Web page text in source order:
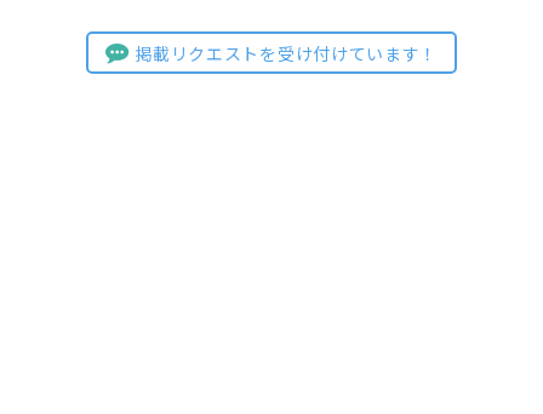
掲載リクエストを受け付けています！